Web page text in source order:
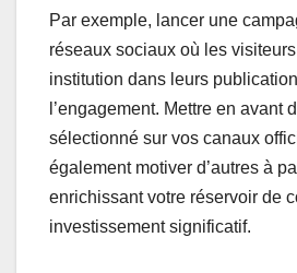
Par exemple, lancer une
réseaux sociaux où les
institution dans leurs
l’engagement. Mettre en avant
sélectionné sur vos canaux
également motiver d’autres à
enrichissant votre réservoir de
investissement significatif.